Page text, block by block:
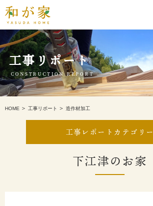
工事リポート
CONSTRUCTION REPORT
HOME 工事リポート 造作材加工
工事レポートカテゴリー
下江津のお家